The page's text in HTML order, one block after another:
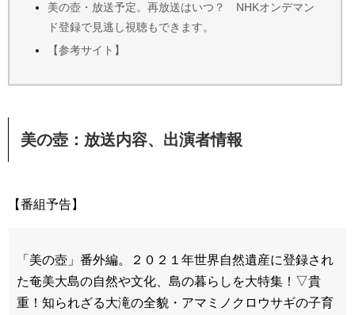
美の壺・放送予定。再放送はいつ？ NHKオンデマン
ド登録で見逃し視聴もできます。
【参考サイト】
美の壺：放送内容、出演者情報
【番組予告】
「美の壺」番外編。２０２１年世界自然遺産に登録され
た奄美大島の自然や文化、島の暮らしを大特集！▽貴
重！知られざる大滝の全貌・アマミノクロウサギの子育